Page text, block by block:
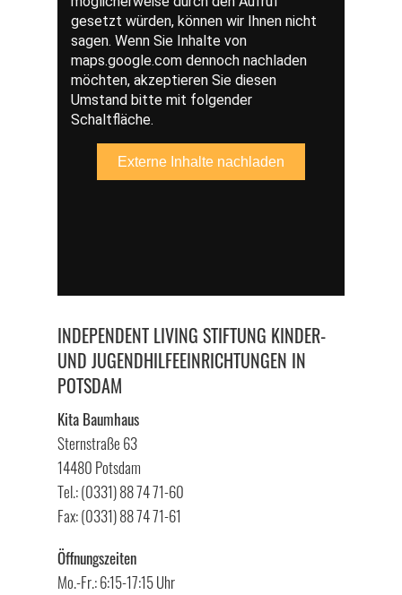
INDEPENDENT LIVING STIFTUNG KINDER-
UND JUGENDHILFEEINRICHTUNGEN IN
POTSDAM
Kita Baumhaus
Sternstraße 63
14480 Potsdam
Tel.: (0331) 88 74 71-60
Fax: (0331) 88 74 71-61
Öffnungszeiten
Mo.-Fr.: 6:15-17:15 Uhr